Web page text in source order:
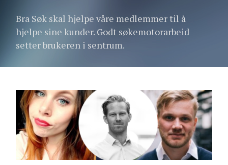
Bra Søk skal hjelpe våre medlemmer til å
hjelpe sine kunder. Godt søkemotorarbeid
setter brukeren i sentrum.